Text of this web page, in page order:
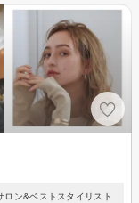
ン&ベストスタイリスト